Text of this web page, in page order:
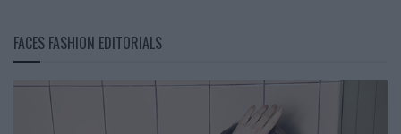
FACES FASHION EDITORIALS